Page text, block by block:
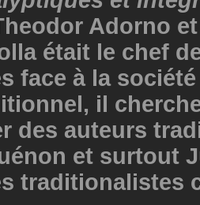
Adorno
était le chef
face à la
il
des auteurs
et surtout
traditionalistes